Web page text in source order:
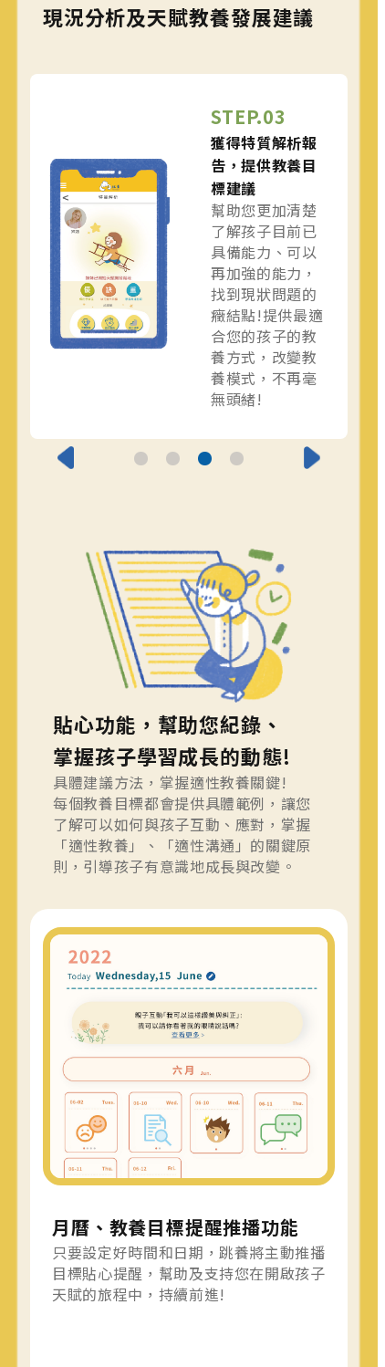
現況分析及天賦教養發展建議
STEP.03
獲得特質解析報
告，提供教養目
標建議
幫助您更加清楚
了解孩子目前已
具備能力、可以
再加強的能力，
找到現狀問題的
癥結點!提供最適
合您的孩子的教
養方式，改變教
養模式，不再毫
無頭緒!
貼心功能，幫助您紀錄、
掌握孩子學習成長的動態!
具體建議方法，掌握適性教養關鍵!
每個教養目標都會提供具體範例，讓您
了解可以如何與孩子互動、應對，掌握
「適性教養」、「適性溝通」的關鍵原
則，引導孩子有意識地成長與改變。
月曆、教養目標提醒推播功能
只要設定好時間和日期，跳養將主動推播
目標貼心提醒，幫助及支持您在開啟孩子
天賦的旅程中，持續前進!